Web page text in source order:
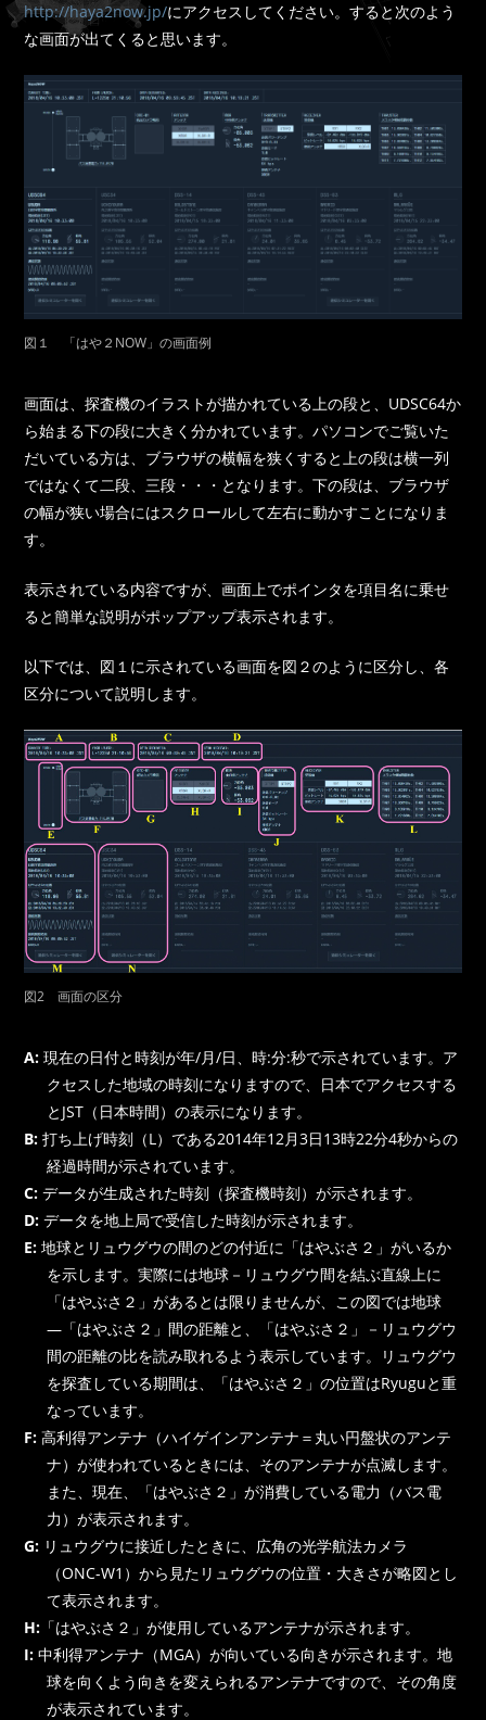
http://haya2now.jp/にアクセスしてください。すると次のよう
な画面が出てくると思います。
図１ 「はや２NOW」の画面例
画面は、探査機のイラストが描かれている上の段と、UDSC64か
ら始まる下の段に大きく分かれています。パソコンでご覧いた
だいている方は、ブラウザの横幅を狭くすると上の段は横一列
ではなくて二段、三段・・・となります。下の段は、ブラウザ
の幅が狭い場合にはスクロールして左右に動かすことになりま
す。
表示されている内容ですが、画面上でポインタを項目名に乗せ
ると簡単な説明がポップアップ表示されます。
以下では、図１に示されている画面を図２のように区分し、各
区分について説明します。
図2 画面の区分
A: 現在の日付と時刻が年/月/日、時:分:秒で示されています。ア
クセスした地域の時刻になりますので、日本でアクセスする
とJST（日本時間）の表示になります。
B: 打ち上げ時刻（L）である2014年12月3日13時22分4秒からの
経過時間が示されています。
C: データが生成された時刻（探査機時刻）が示されます。
D: データを地上局で受信した時刻が示されます。
E: 地球とリュウグウの間のどの付近に「はやぶさ２」がいるか
を示します。実際には地球－リュウグウ間を結ぶ直線上に
「はやぶさ２」があるとは限りませんが、この図では地球
―「はやぶさ２」間の距離と、「はやぶさ２」－リュウグウ
間の距離の比を読み取れるよう表示しています。リュウグウ
を探査している期間は、「はやぶさ２」の位置はRyuguと重
なっています。
F: 高利得アンテナ（ハイゲインアンテナ＝丸い円盤状のアンテ
ナ）が使われているときには、そのアンテナが点滅します。
また、現在、「はやぶさ２」が消費している電力（バス電
力）が表示されます。
G: リュウグウに接近したときに、広角の光学航法カメラ
（ONC-W1）から見たリュウグウの位置・大きさが略図とし
て表示されます。
H: 「はやぶさ２」が使用しているアンテナが示されます。
I: 中利得アンテナ（MGA）が向いている向きが示されます。地
球を向くよう向きを変えられるアンテナですので、その角度
が表示されています。